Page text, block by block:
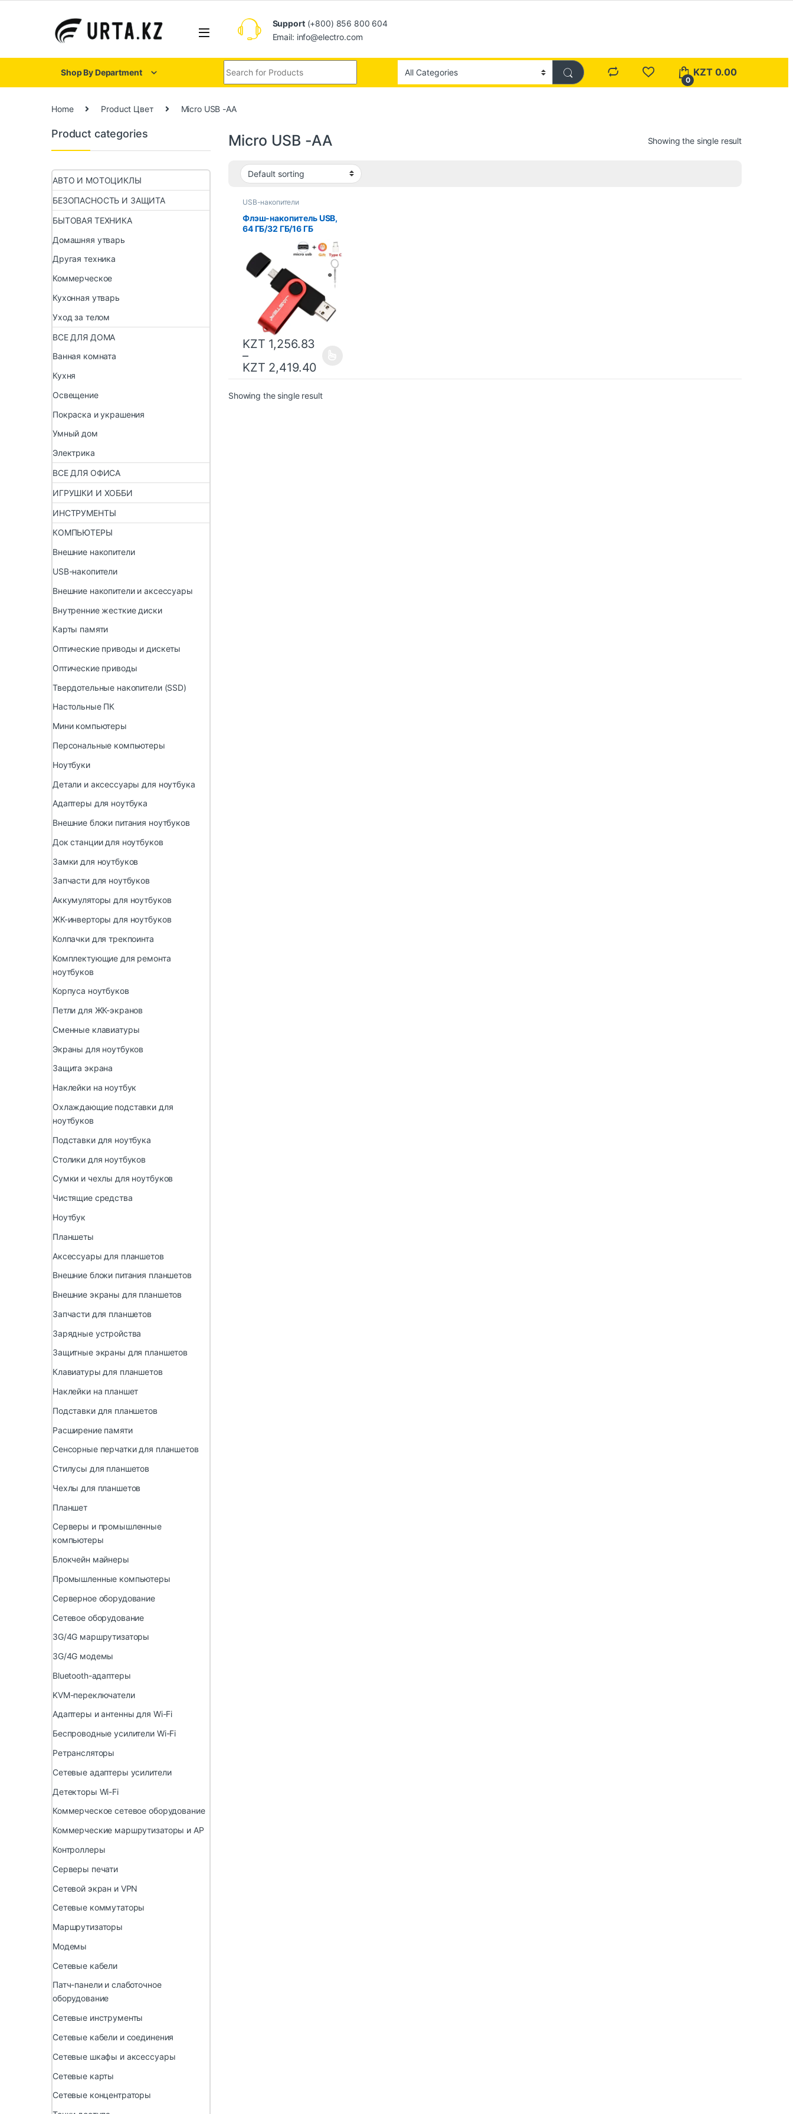
Support(+800) 856 800 604
Email: info@electro.com
Shop By Department
0
KZT 0.00
Home Product Цвет Micro USB -AA
Micro USB -AA Showing the single result
USB-накопители
Флэш-накопитель USB,
64 ГБ/32 ГБ/16 ГБ
KZT 1,256.83
–
KZT 2,419.40
Showing the single result
Product categories
АВТО И МОТОЦИКЛЫ
БЕЗОПАСНОСТЬ И ЗАЩИТА
БЫТОВАЯ ТЕХНИКА
Домашняя утварь
Другая техника
Коммерческое
Кухонная утварь
Уход за телом
ВСЕ ДЛЯ ДОМА
Ванная комната
Кухня
Освещение
Покраска и украшения
Умный дом
Электрика
ВСЕ ДЛЯ ОФИСА
ИГРУШКИ И ХОББИ
ИНСТРУМЕНТЫ
КОМПЬЮТЕРЫ
Внешние накопители
USB-накопители
Внешние накопители и аксессуары
Внутренние жесткие диски
Карты памяти
Оптические приводы и дискеты
Оптические приводы
Твердотельные накопители (SSD)
Настольные ПК
Мини компьютеры
Персональные компьютеры
Ноутбуки
Детали и аксессуары для ноутбука
Адаптеры для ноутбука
Внешние блоки питания ноутбуков
Док станции для ноутбуков
Замки для ноутбуков
Запчасти для ноутбуков
Аккумуляторы для ноутбуков
ЖК-инверторы для ноутбуков
Колпачки для трекпоинта
Комплектующие для ремонта
ноутбуков
Корпуса ноутбуков
Петли для ЖК-экранов
Сменные клавиатуры
Экраны для ноутбуков
Защита экрана
Наклейки на ноутбук
Охлаждающие подставки для
ноутбуков
Подставки для ноутбука
Столики для ноутбуков
Сумки и чехлы для ноутбуков
Чистящие средства
Ноутбук
Планшеты
Аксессуары для планшетов
Внешние блоки питания планшетов
Внешние экраны для планшетов
Запчасти для планшетов
Зарядные устройства
Защитные экраны для планшетов
Клавиатуры для планшетов
Наклейки на планшет
Подставки для планшетов
Расширение памяти
Сенсорные перчатки для планшетов
Стилусы для планшетов
Чехлы для планшетов
Планшет
Серверы и промышленные
компьютеры
Блокчейн майнеры
Промышленные компьютеры
Серверное оборудование
Сетевое оборудование
3G/4G маршрутизаторы
3G/4G модемы
Bluetooth-адаптеры
KVM-переключатели
Адаптеры и антенны для Wi-Fi
Беспроводные усилители Wi-Fi
Ретрансляторы
Сетевые адаптеры усилители
Детекторы Wi-Fi
Коммерческое сетевое оборудование
Коммерческие маршрутизаторы и AP
Контроллеры
Серверы печати
Сетевой экран и VPN
Сетевые коммутаторы
Маршрутизаторы
Модемы
Сетевые кабели
Патч-панели и слаботочное
оборудование
Сетевые инструменты
Сетевые кабели и соединения
Сетевые шкафы и аксессуары
Сетевые карты
Сетевые концентраторы